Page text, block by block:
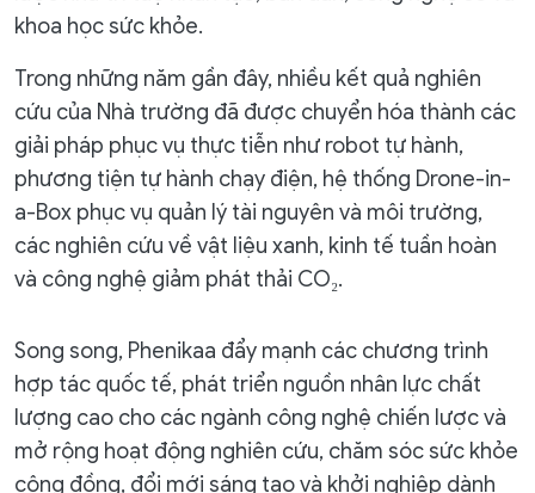
khoa học sức khỏe.
Trong những năm gần đây, nhiều kết quả nghiên
cứu của Nhà trường đã được chuyển hóa thành các
giải pháp phục vụ thực tiễn như robot tự hành,
phương tiện tự hành chạy điện, hệ thống Drone-in-
a-Box phục vụ quản lý tài nguyên và môi trường,
các nghiên cứu về vật liệu xanh, kinh tế tuần hoàn
và công nghệ giảm phát thải CO₂.
Song song, Phenikaa đẩy mạnh các chương trình
hợp tác quốc tế, phát triển nguồn nhân lực chất
lượng cao cho các ngành công nghệ chiến lược và
mở rộng hoạt động nghiên cứu, chăm sóc sức khỏe
cộng đồng, đổi mới sáng tạo và khởi nghiệp dành